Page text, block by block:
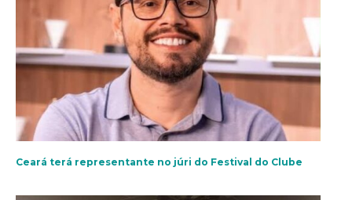
Ceará terá representante no júri do Festival do Clube